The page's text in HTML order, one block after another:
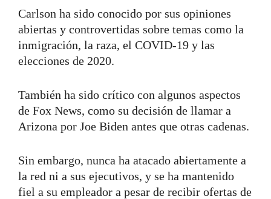
Carlson ha sido conocido por sus opiniones
abiertas y controvertidas sobre temas como la
inmigración, la raza, el COVID-19 y las
elecciones de 2020.
También ha sido crítico con algunos aspectos
de Fox News, como su decisión de llamar a
Arizona por Joe Biden antes que otras cadenas.
Sin embargo, nunca ha atacado abiertamente a
la red ni a sus ejecutivos, y se ha mantenido
fiel a su empleador a pesar de recibir ofertas de